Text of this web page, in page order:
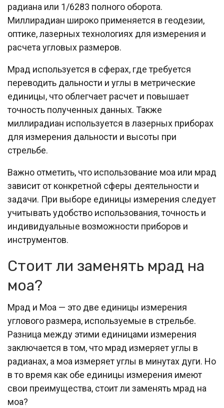
радиана или 1/6283 полного оборота.
Миллирадиан широко применяется в геодезии,
оптике, лазерных технологиях для измерения и
расчета угловых размеров.
Мрад используется в сферах, где требуется
переводить дальности и углы в метрические
единицы, что облегчает расчет и повышает
точность полученных данных. Также
миллирадиан используется в лазерных приборах
для измерения дальности и высоты при
стрельбе.
Важно отметить, что использование моа или мрад
зависит от конкретной сферы деятельности и
задачи. При выборе единицы измерения следует
учитывать удобство использования, точность и
индивидуальные возможности приборов и
инструментов.
Стоит ли заменять мрад на
моа?
Мрад и Моа — это две единицы измерения
углового размера, используемые в стрельбе.
Разница между этими единицами измерения
заключается в том, что мрад измеряет углы в
радианах, а моа измеряет углы в минутах дуги. Но
в то время как обе единицы измерения имеют
свои преимущества, стоит ли заменять мрад на
моа?